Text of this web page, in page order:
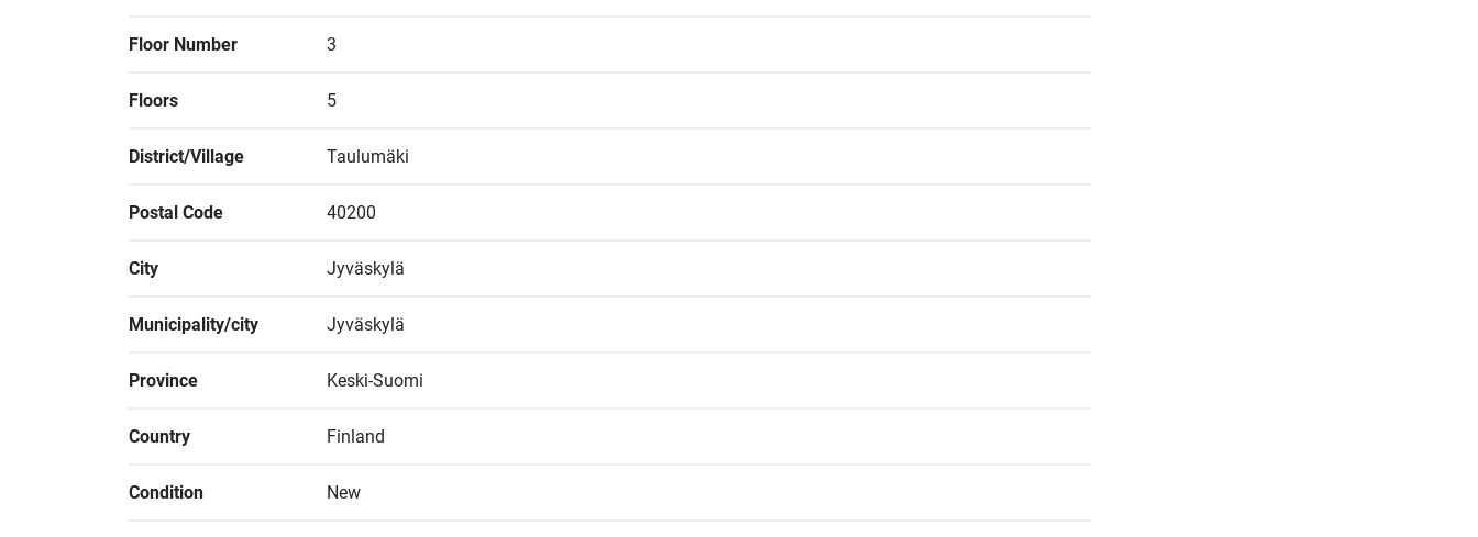
Floor Number 3
Floors 5
District/Village Taulumäki
Postal Code 40200
City Jyväskylä
Municipality/city Jyväskylä
Province Keski-Suomi
Country Finland
Condition New